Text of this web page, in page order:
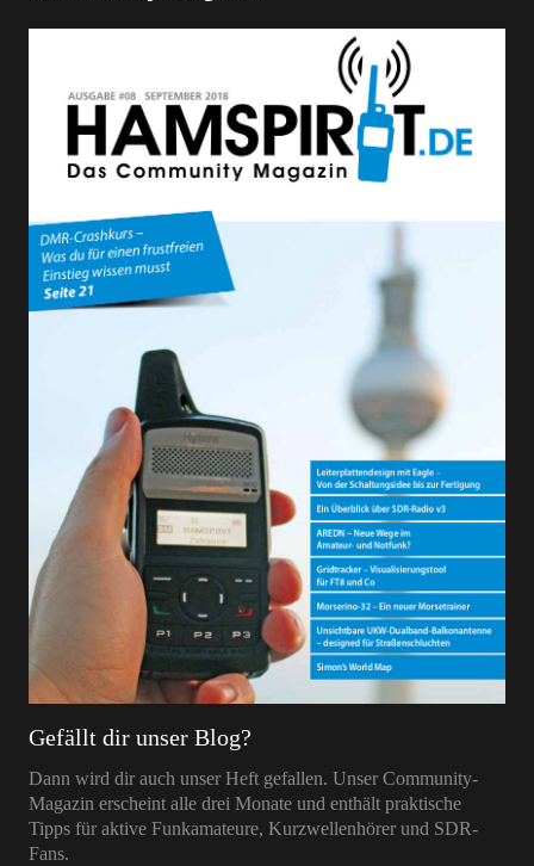
Gefällt dir unser Blog?
Dann wird dir auch unser Heft gefallen. Unser Community-
Magazin erscheint alle drei Monate und enthält praktische
Tipps für aktive Funkamateure, Kurzwellenhörer und SDR-
Fans.